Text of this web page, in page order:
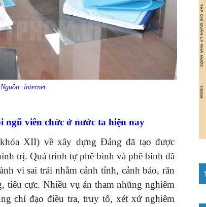
internet
ngũ viên chức ở nước ta hiện nay
XII) về xây dựng Đảng đã tạo được
trị. Quá trình tự phê bình và phê bình đã
vi sai trái nhằm cảnh tỉnh, cảnh báo, răn
tiêu cực. Nhiều vụ án tham nhũng nghiêm
chỉ đạo điều tra, truy tố, xét xử nghiêm